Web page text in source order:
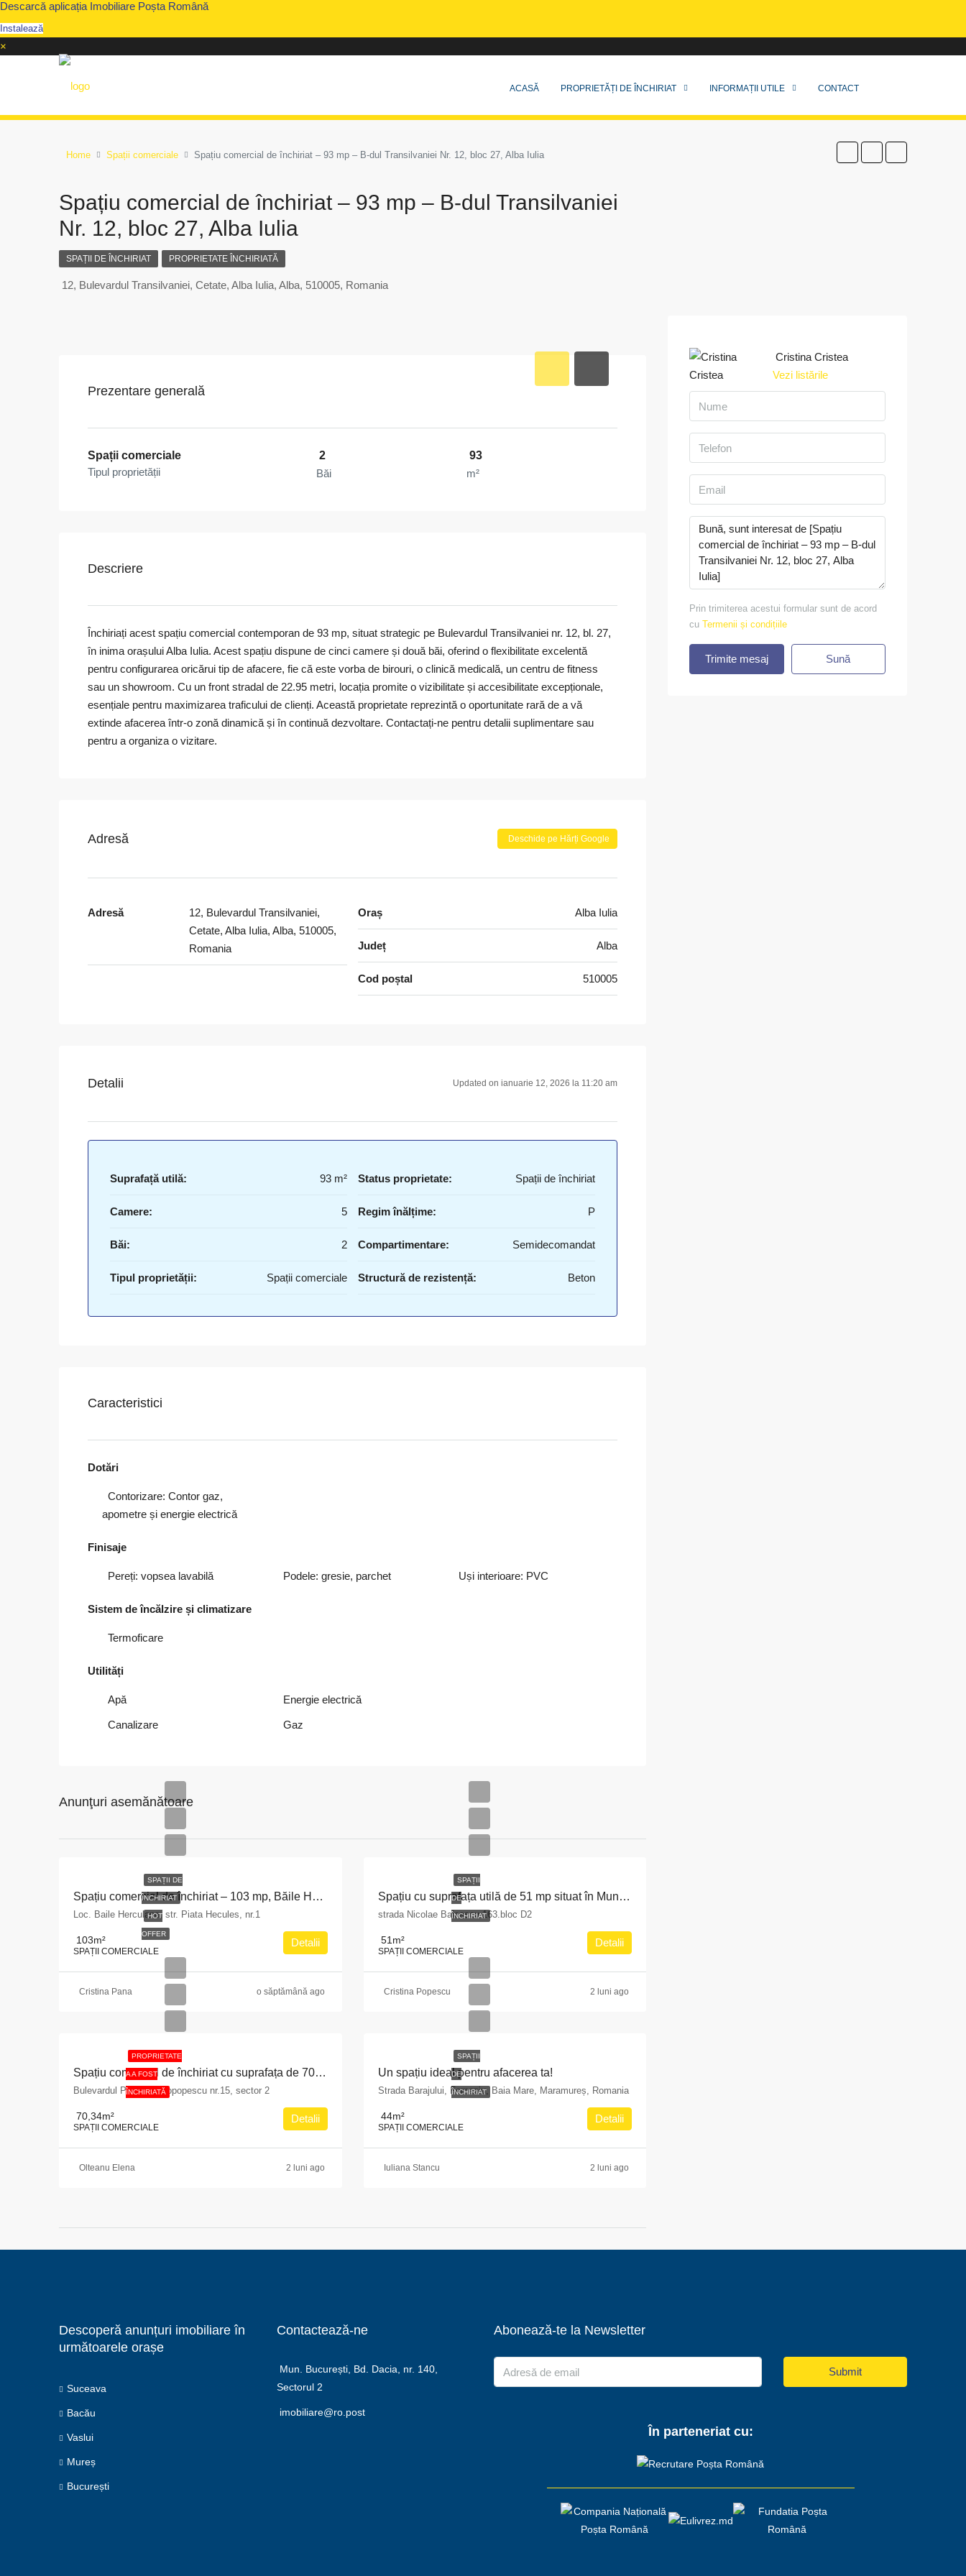
Descarcă aplicația Imobiliare Poșta Română
Instalează
×
ACASĂ PROPRIETĂȚI DE ÎNCHIRIAT INFORMAȚII UTILE CONTACT
Home Spații comerciale Spațiu comercial de închiriat – 93 mp – B-dul Transilvaniei Nr. 12, bloc 27, Alba Iulia
Spațiu comercial de închiriat – 93 mp – B-dul Transilvaniei
Nr. 12, bloc 27, Alba Iulia
SPAȚII DE ÎNCHIRIAT PROPRIETATE ÎNCHIRIATĂ
12, Bulevardul Transilvaniei, Cetate, Alba Iulia, Alba, 510005, Romania
Prezentare generală
Spații comerciale
Tipul proprietății
2
Băi
93
m²
Descriere
Închiriați acest spațiu comercial contemporan de 93 mp, situat strategic pe Bulevardul Transilvaniei nr. 12, bl. 27,
în inima orașului Alba Iulia. Acest spațiu dispune de cinci camere și două băi, oferind o flexibilitate excelentă
pentru configurarea oricărui tip de afacere, fie că este vorba de birouri, o clinică medicală, un centru de fitness
sau un showroom. Cu un front stradal de 22.95 metri, locația promite o vizibilitate și accesibilitate excepționale,
esențiale pentru maximizarea traficului de clienți. Această proprietate reprezintă o oportunitate rară de a vă
extinde afacerea într-o zonă dinamică și în continuă dezvoltare. Contactați-ne pentru detalii suplimentare sau
pentru a organiza o vizitare.
Adresă Deschide pe Hărți Google
Adresă
12, Bulevardul Transilvaniei,
Cetate, Alba Iulia, Alba, 510005,
Romania
Oraș Alba Iulia
Județ Alba
Cod poștal 510005
Detalii Updated on ianuarie 12, 2026 la 11:20 am
Suprafață utilă: 93 m²
Camere: 5
Băi: 2
Tipul proprietății: Spații comerciale
Status proprietate: Spații de închiriat
Regim înălțime: P
Compartimentare: Semidecomandat
Structură de rezistență: Beton
Caracteristici
Dotări
Contorizare: Contor gaz,
apometre și energie electrică
Finisaje
Pereți: vopsea lavabilă Podele: gresie, parchet Uși interioare: PVC
Sistem de încălzire și climatizare
Termoficare
Utilități
Apă
Canalizare
Energie electrică
Gaz
Anunţuri asemănătoare
SPAȚII DE
ÎNCHIRIAT
HOT
OFFER
Spațiu comercial de închiriat – 103 mp, Băile Herculane
Loc. Baile Herculane, str. Piata Hecules, nr.1
103m²
SPAȚII COMERCIALE
Detalii
Cristina Pana o săptămână ago
SPAȚII
DE
ÎNCHIRIAT
Spațiu cu suprafața utilă de 51 mp situat în Municipiul Pitești, str. Nicolae Bălcescu nr. 163, bloc D2, județul Argeș
strada Nicolae Balcescu 163.bloc D2
51 m²
SPAȚII COMERCIALE
Detalii
Cristina Popescu 2 luni ago
PROPRIETATE
A A FOST
ÎNCHIRIATĂ
Spațiu comercial de închiriat cu suprafața de 70,34 mp situat în Municipiul București, Bulevardul Pache Protopopescu, nr. 15, sector 2
Bulevardul Pache Protopopescu nr.15, sector 2
70,34m²
SPAȚII COMERCIALE
Detalii
Olteanu Elena 2 luni ago
SPAȚII
DE
ÎNCHIRIAT
Un spațiu ideal pentru afacerea ta!
Strada Barajului, Ferneziu, Baia Mare, Maramureș, Romania
44m²
SPAȚII COMERCIALE
Detalii
Iuliana Stancu 2 luni ago
Cristina Cristea
Vezi listările
Prin trimiterea acestui formular sunt de acord
cu Termenii și condițiile
Trimite mesaj Sună
Descoperă anunțuri imobiliare în
următoarele orașe
Suceava
Bacău
Vaslui
Mureș
București
Contactează-ne
Mun. București, Bd. Dacia, nr. 140,
Sectorul 2
imobiliare@ro.post
Abonează-te la Newsletter
Submit
În parteneriat cu: